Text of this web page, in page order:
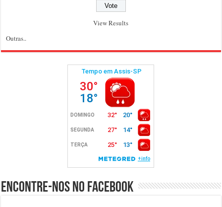
View Results
Outras..
Encontre-nos no Facebook